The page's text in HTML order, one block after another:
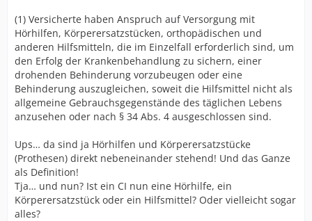
(1) Versicherte haben Anspruch auf Versorgung mit
Hörhilfen, Körperersatzstücken, orthopädischen und
anderen Hilfsmitteln, die im Einzelfall erforderlich sind, um
den Erfolg der Krankenbehandlung zu sichern, einer
drohenden Behinderung vorzubeugen oder eine
Behinderung auszugleichen, soweit die Hilfsmittel nicht als
allgemeine Gebrauchsgegenstände des täglichen Lebens
anzusehen oder nach § 34 Abs. 4 ausgeschlossen sind.
Ups… da sind ja Hörhilfen und Körperersatzstücke
(Prothesen) direkt nebeneinander stehend! Und das Ganze
als Definition!
Tja… und nun? Ist ein CI nun eine Hörhilfe, ein
Körperersatzstück oder ein Hilfsmittel? Oder vielleicht sogar
alles?